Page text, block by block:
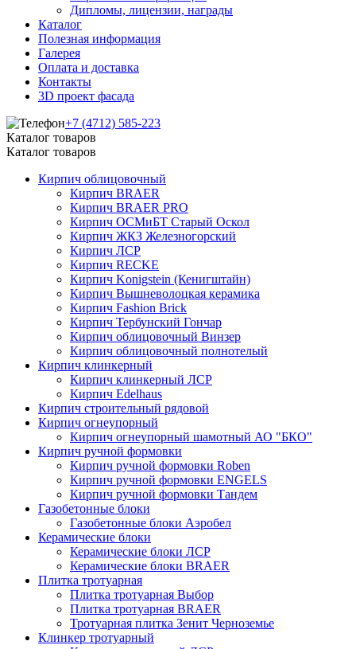
Дипломы, лицензии, награды
Каталог
Полезная информация
Галерея
Оплата и доставка
Контакты
3D проект фасада
+7 (4712) 585-223
Каталог товаров
Каталог товаров
Кирпич облицовочный
Кирпич BRAER
Кирпич BRAER PRO
Кирпич ОСМиБТ Старый Оскол
Кирпич ЖКЗ Железногорский
Кирпич ЛСР
Кирпич RECKE
Кирпич Konigstein (Кенигштайн)
Кирпич Вышневолоцкая керамика
Кирпич Fashion Brick
Кирпич Тербунский Гончар
Кирпич облицовочный Винзер
Кирпич облицовочный полнотелый
Кирпич клинкерный
Кирпич клинкерный ЛСР
Кирпич Edelhaus
Кирпич строительный рядовой
Кирпич огнеупорный
Кирпич огнеупорный шамотный АО "БКО"
Кирпич ручной формовки
Кирпич ручной формовки Roben
Кирпич ручной формовки ENGELS
Кирпич ручной формовки Тандем
Газобетонные блоки
Газобетонные блоки Аэробел
Керамические блоки
Керамические блоки ЛСР
Керамические блоки BRAER
Плитка тротуарная
Плитка тротуарная Выбор
Плитка тротуарная BRAER
Тротуарная плитка Зенит Черноземье
Клинкер тротуарный